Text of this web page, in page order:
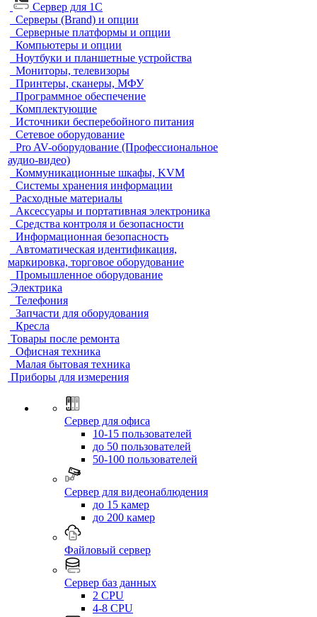
Сервер для 1С
Серверы (Brand) и опции
Серверные платформы и опции
Компьютеры и опции
Ноутбуки и планшетные устройства
Мониторы, телевизоры
Принтеры, сканеры, МФУ
Программное обеспечение
Комплектующие
Источники бесперебойного питания
Сетевое оборудование
Pro AV-оборудование (Профессиональное
аудио-видео)
Коммуникационные шкафы, KVM
Системы хранения информации
Расходные материалы
Аксессуары и портативная электроника
Средства контроля и безопасности
Информационная безопасность
Автоматическая идентификация,
маркировка, торговое оборудование
Промышленное оборудование
Электрика
Телефония
Запчасти для оборудования
Кресла
Товары после ремонта
Офисная техника
Малая бытовая техника
Приборы для измерения
Сервер для офиса
10-15 пользователей
до 50 пользователей
50-100 пользователей
Сервер для видеонаблюдения
до 15 камер
до 200 камер
Файловый сервер
Сервер баз данных
2 CPU
4-8 CPU